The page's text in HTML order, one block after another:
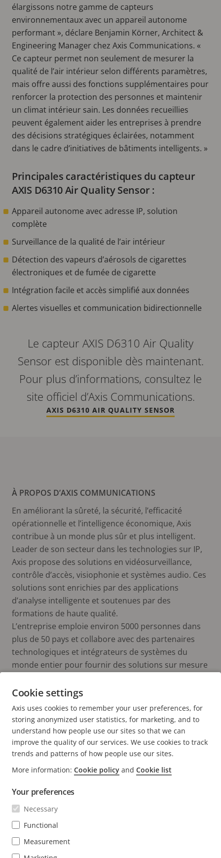
élargissons notre gamme de capteurs
environnementaux avec un appareil autonome
performant », déclare Benjamin Körner, Architect &
Engineering Manager chez Axis Communications. «
Ce capteur permet non seulement de mesurer la
qualité de l’air intérieur selon différents paramètres,
mais offre aussi des fonctions supplémentaires pour
renforcer la protection des personnes et maintenir
un climat intérieur sain. Les données recueillies
peuvent également aider les entreprises à prendre
des décisions stratégiques éclairées, notamment
dans le cadre d’initiatives de bâtiments intelligents. »
Principales caractéristiques du capteur
AXIS D6310 Air Quality Sensor :
Appareil autonome avec adresse IP, solution
complète
Surveillance de la qualité de l’air intérieur
Détection des vapeurs d’aérosols de cigarettes
électroniques et de fumée de cigarette
Intégration facile et accès simplifié aux données
Alertes visuelles et communication bidirectionnelle
Le capteur AXIS D6310 Air Quality
Sensor est disponible dès maintenant.
Pour plus d’informations, consultez le
site officiel d’Axis Communications.
AXIS D6310 AIR QUALITY SENSOR
À PROPOS D’AXIS COMMUNICATIONS
En améliorant la sûreté, la sécurité, l’efficacité
opérationnelle et l’intelligence économique, Axis
contribue à un monde plus sûr et plus intelligent.
Leader de son secteur dans les technologies sur IP,
Axis propose des solutions en vidéosurveillance,
contrôle d’accès, visiophonie et systèmes audio. Ces
solutions sont enrichies par des applications
d’analyse intelligente et soutenues par des
formations de haute qualité.
L’entreprise emploie environ 5000 personnes dans
plus de 50 pays et collabore avec des partenaires
technologiques et intégrateurs de systèmes du
monde entier pour fournir des solutions sur mesure
situé à Lund en Suède.
Nous contacter
Centre d'Expérience
ACTUALITÉS ET TÉMOIGNAGES
Life at Axis
S'ABONNER
Cookie settings
Axis uses cookies to remember your user preferences, for
storing anonymized user statistics, for marketing, and to
understand how people use our sites so that we can
improve the quality of our services. We use cookies to track
trends and patterns of how people use our sites.
More information: Cookie policy and Cookie list
Your preferences
Necessary
Functional
Measurement